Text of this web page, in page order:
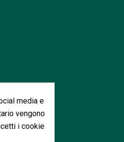
media e
vengono
i cookie